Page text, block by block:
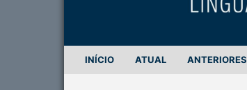
INÍCIO ATUAL ANTERIORES